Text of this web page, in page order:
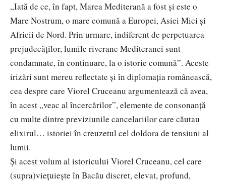
„Iată de ce, în fapt, Marea Mediterană a fost și este o
Mare Nostrum, o mare comună a Europei, Asiei Mici și
Africii de Nord. Prin urmare, indiferent de perpetuarea
prejudecăților, lumile riverane Mediteranei sunt
condamnate, în continuare, la o istorie comună”. Aceste
irizări sunt mereu reflectate și în diplomația românească,
cea despre care Viorel Cruceanu argumentează că avea,
în acest „veac al încercărilor”, elemente de consonanță
cu multe dintre previziunile cancelariilor care căutau
elixirul… istoriei în creuzetul cel doldora de tensiuni al
lumii.
Și acest volum al istoricului Viorel Cruceanu, cel care
(supra)viețuiește în Bacău discret, elevat, profund,